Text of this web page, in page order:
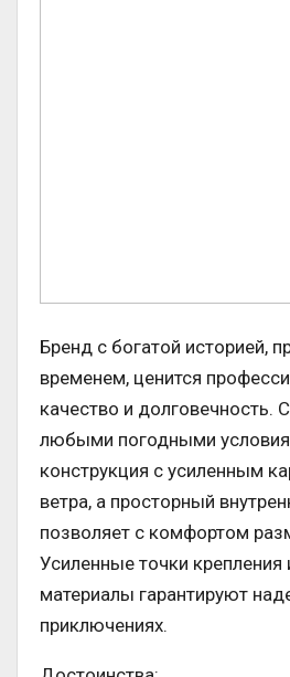
Бренд с богатой историей,
временем, ценится
качество и долговечность.
любыми погодными
конструкция с усиленным
ветра, а просторный
позволяет с комфортом
Усиленные точки крепления
материалы гарантируют
приключениях.